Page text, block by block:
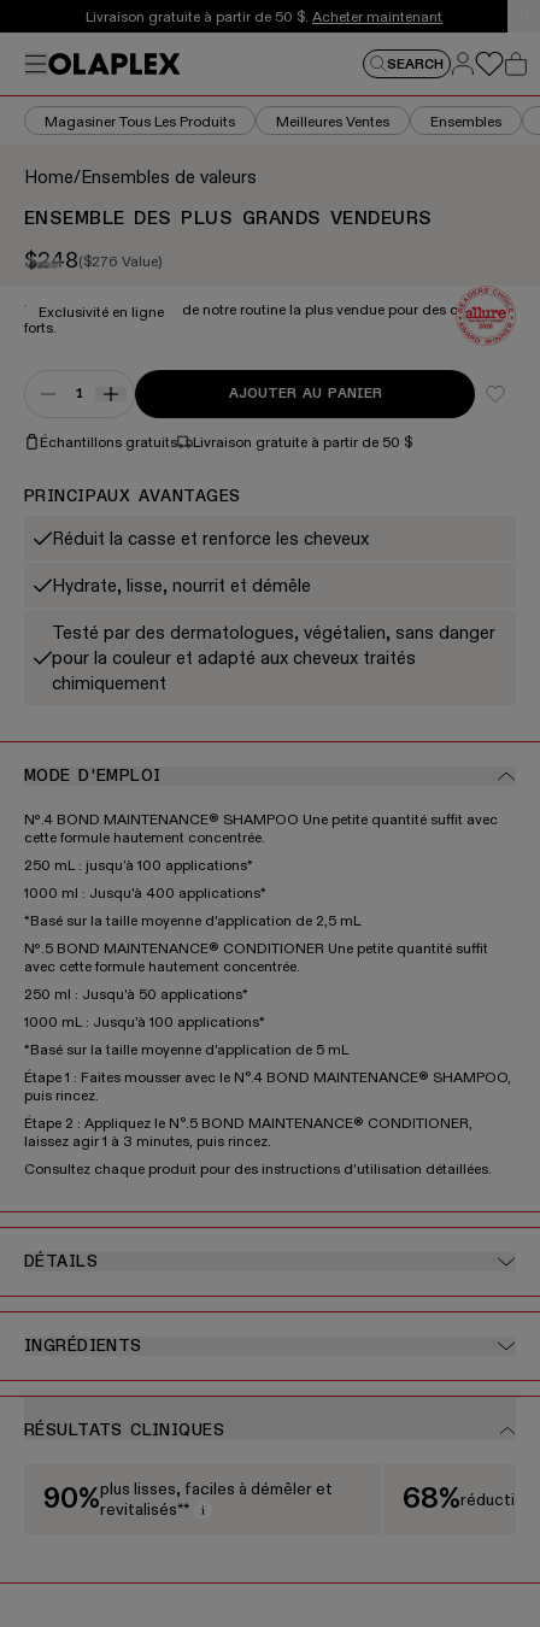
Ceci est un carrousel d'annonces à rotation
Livraison gratuite à partir de 50 $. Acheter maintenant
Menu SEARCH SeSe
Magasiner Tous Les Produits Meilleures Ventes Ensembles
Home/Ensembles de valeurs
ENSEMBLE DES PLUS GRANDS VENDEURS
Sale price
$248
Prix courant
($276 Value)
Il s'agit d'un carrousel d'images de produits. Utilisez
ZOOMExclusivité en ligne
Les plus grandes tailles de notre routine la plus vendue pour des cheveux
forts.
DIMINUEZ LA QUANTITÉ POUR ENSEMBLE DES PLUS GRANDS
AUGMENTEZ LA QUANTITÉ POUR ENSEMBLE DES PLUS
AJOUTER AU PANIER
Échantillons gratuits Livraison gratuite à partir de 50 $
PRINCIPAUX AVANTAGES
Réduit la casse et renforce les cheveux
Hydrate, lisse, nourrit et démêle
Testé par des dermatologues, végétalien, sans danger
pour la couleur et adapté aux cheveux traités
chimiquement
MODE D'EMPLOI
Nº.4 BOND MAINTENANCE® SHAMPOO Une petite quantité suffit avec
cette formule hautement concentrée.
250 mL : jusqu’à 100 applications*
1000 ml : Jusqu'à 400 applications*
*Basé sur la taille moyenne d'application de 2,5 mL
Nº.5 BOND MAINTENANCE® CONDITIONER Une petite quantité suffit
avec cette formule hautement concentrée.
250 ml : Jusqu'à 50 applications*
1000 mL : Jusqu'à 100 applications*
*Basé sur la taille moyenne d'application de 5 mL
Étape 1 : Faites mousser avec le N°.4 BOND MAINTENANCE® SHAMPOO,
puis rincez.
Étape 2 : Appliquez le N°.5 BOND MAINTENANCE® CONDITIONER,
laissez agir 1 à 3 minutes, puis rincez.
Consultez chaque produit pour des instructions d'utilisation détaillées.
DÉTAILS
INGRÉDIENTS
RÉSULTATS CLINIQUES
90%plus lisses, faciles à démêler et
revitalisés**
Ouvrir la fenêtre modale d'info-bulle
68%réduction